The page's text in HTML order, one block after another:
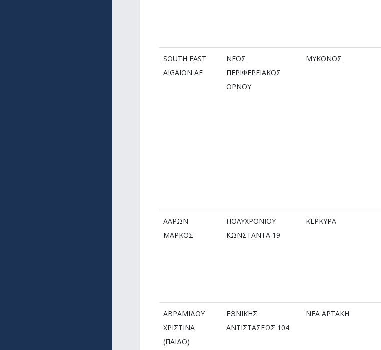
SOUTH EAST
AIGAION AE
ΝΕΟΣ
ΠΕΡΙΦΕΡΕΙΑΚΟΣ
ΟΡΝΟΥ
ΜΥΚΟΝΟΣ
ΑΑΡΩΝ
ΜΑΡΚΟΣ
ΠΟΛΥΧΡΟΝΙΟΥ
ΚΩΝΣΤΑΝΤΑ 19
ΚΕΡΚΥΡΑ
ΑΒΡΑΜΙΔΟΥ
ΧΡΙΣΤΙΝΑ
(ΠΑΙΔΟ)
ΕΘΝΙΚΗΣ
ΑΝΤΙΣΤΑΣΕΩΣ 104
ΝΕΑ ΑΡΤΑΚΗ